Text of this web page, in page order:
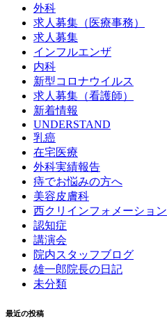
外科
求人募集（医療事務）
求人募集
インフルエンザ
内科
新型コロナウイルス
求人募集（看護師）
新着情報
UNDERSTAND
乳癌
在宅医療
外科実績報告
痔でお悩みの方へ
美容皮膚科
西クリインフォメーション
認知症
講演会
院内スタッフブログ
雄一郎院長の日記
未分類
最近の投稿